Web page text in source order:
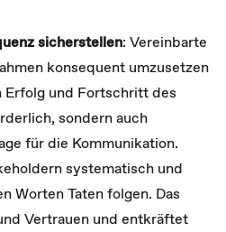
sicherstellen: Vereinbarte
konsequent umzusetzen
und Fortschritt des
sondern auch
für die Kommunikation.
systematisch und
Worten Taten folgen. Das
Vertrauen und entkräftet